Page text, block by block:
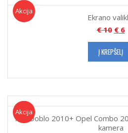
Akcija
Akcija!
Ekrano
€10 €6
Į KREPŠELĮ
Akcija
Akcija!
Fiat Doblo 2010+ Opel Combo
kamera